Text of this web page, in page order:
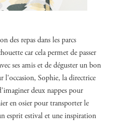
des repas dans les parcs
car cela permet de passer
ses amis et de déguster un bon
l'occasion, Sophie, la directrice
deux nappes pour
en osier pour transporter le
esprit estival et une inspiration